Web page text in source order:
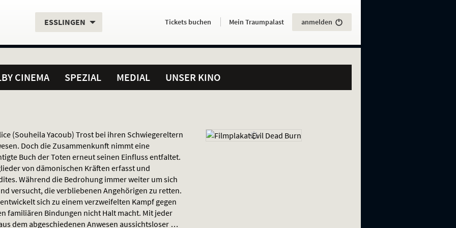
Aktueller
ESSLINGEN Servicefunktionen
Aktuelles
HierTickets buchen . Mein Traumpalast anmelden
CINEMA SPEZIAL MEDIAL UNSER KINO
(Souheila Yacoub) Trost bei ihren Schwiegereltern
Doch die Zusammenkunft nimmt eine
Buch der Toten erneut seinen Einfluss entfaltet.
von dämonischen Kräften erfasst und
Während die Bedrohung immer weiter um sich
versucht, die verbliebenen Angehörigen zu retten.
sich zu einem verzweifelten Kampf gegen
familiären Bindungen nicht Halt macht. Mit jeder
dem abgeschiedenen Anwesen aussichtsloser …